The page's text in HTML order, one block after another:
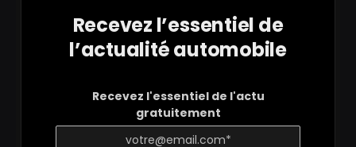
Recevez l’essentiel de
l’actualité automobile
Recevez l'essentiel de l'actu
gratuitement